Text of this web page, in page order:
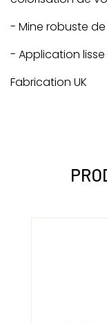
- Mine robuste
- Application
Fabrication UK